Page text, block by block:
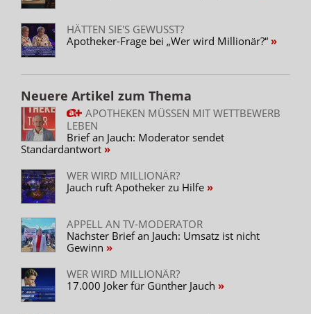
HÄTTEN SIE'S GEWUSST?
Apotheker-Frage bei „Wer wird Millionär?“
Neuere Artikel zum Thema
APOTHEKEN MÜSSEN MIT WETTBEWERB
LEBEN
Brief an Jauch: Moderator sendet
Standardantwort
WER WIRD MILLIONÄR?
Jauch ruft Apotheker zu Hilfe
APPELL AN TV-MODERATOR
Nächster Brief an Jauch: Umsatz ist nicht
Gewinn
WER WIRD MILLIONÄR?
17.000 Joker für Günther Jauch